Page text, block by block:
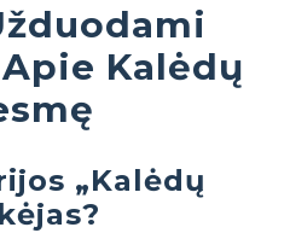
Kalėdų
„Kalėdų